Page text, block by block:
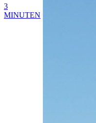
3
MINUTEN